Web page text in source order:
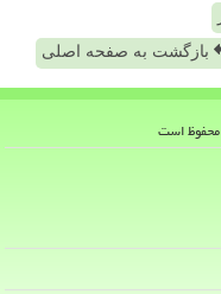
بازگشت به صفحه اصلی